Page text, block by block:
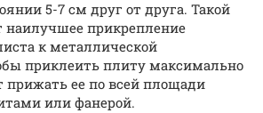
5-7 см друг от друга. Такой
наилучшее прикрепление
к металлической
приклеить плиту максимально
прижать ее по всей площади
или фанерой.